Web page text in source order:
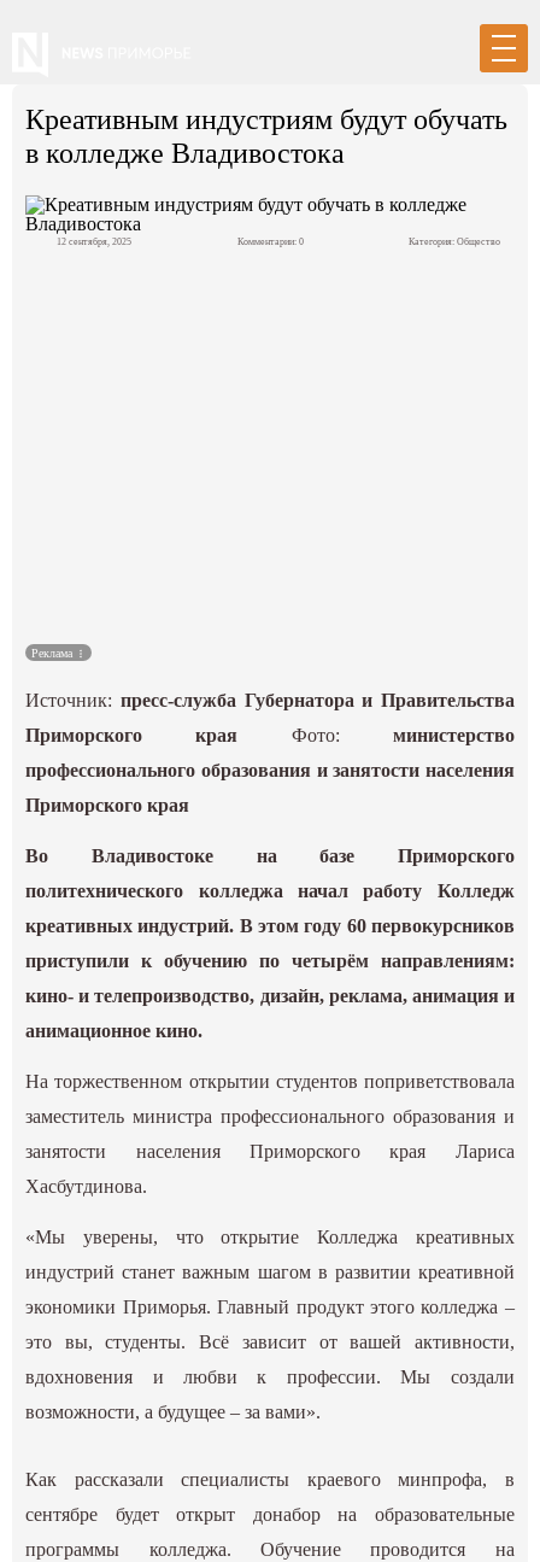
Вход Регистрация
Креативным индустриям будут обучать
в колледже Владивостока
12 сентября, 2025 Комментарии: 0 Категория: Общество
Реклама
Источник: пресс-служба Губернатора и Правительства
Приморского края Фото: министерство
профессионального образования и занятости населения
Приморского края
Во Владивостоке на базе Приморского
политехнического колледжа начал работу Колледж
креативных индустрий. В этом году 60 первокурсников
приступили к обучению по четырём направлениям:
кино- и телепроизводство, дизайн, реклама, анимация и
анимационное кино.
На торжественном открытии студентов поприветствовала
заместитель министра профессионального образования и
занятости населения Приморского края Лариса
Хасбутдинова.
«Мы уверены, что открытие Колледжа креативных
индустрий станет важным шагом в развитии креативной
экономики Приморья. Главный продукт этого колледжа –
это вы, студенты. Всё зависит от вашей активности,
вдохновения и любви к профессии. Мы создали
возможности, а будущее – за вами».
Как рассказали специалисты краевого минпрофа, в
сентябре будет открыт донабор на образовательные
программы колледжа. Обучение проводится на